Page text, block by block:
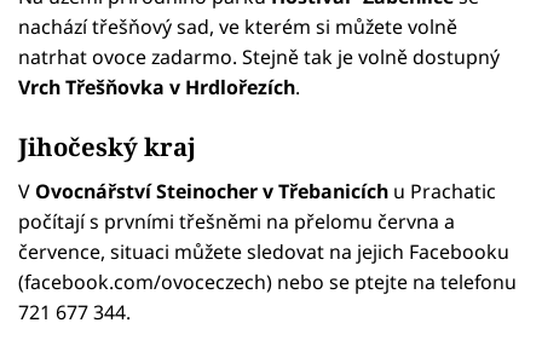
nachází třešňový sad, ve kterém si můžete volně
natrhat ovoce zadarmo. Stejně tak je volně dostupný
Vrch Třešňovka v Hrdlořezích.
Jihočeský kraj
V Ovocnářství Steinocher v Třebanicích u Prachatic
počítají s prvními třešněmi na přelomu června a
července, situaci můžete sledovat na jejich Facebooku
(facebook.com/ovoceczech) nebo se ptejte na telefonu
721 677 344.